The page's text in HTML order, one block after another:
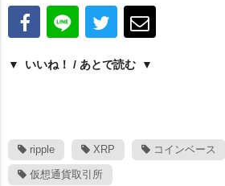
いいね！ / あとで読む
ripple XRP コインベース
仮想通貨取引所